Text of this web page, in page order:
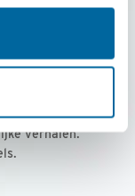
per jaar
met
verhalen.